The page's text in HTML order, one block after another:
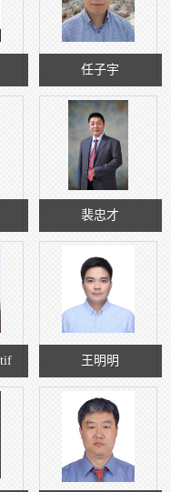
任子宇
裴忠才
王明明